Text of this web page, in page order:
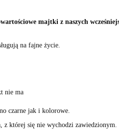
majtki z naszych
na fajne życie.
nie ma
czarne jak i kolorowe.
z której się nie wychodzi